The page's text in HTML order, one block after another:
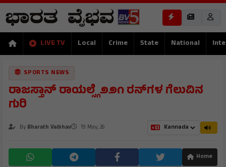
LIVE TV Local Crime State National
SPORTS NEWS
ರಾಜಸ್ತಾನ್ ರಾಯಲ್ಸ್ಗೆ ೨೨೧ ರನ್‌ಗಳ ಗೆಲುವಿನ
ಗುರಿ
By Bharath Vaibhav 19 May, 26
Home